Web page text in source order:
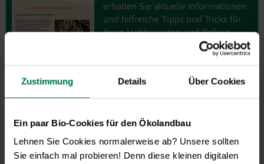
Zustimmung Details Über Cookies
Ein paar Bio-Cookies für den Ökolandbau
Lehnen Sie Cookies normalerweise ab? Unsere sollten
Sie einfach mal probieren! Denn diese kleinen digitalen
erhalten Sie aktuelle Informationen
und hilfreiche Tipps und Tricks für
Ihren Hobbygarten und Balkon.
Hier kostenlos anmelden